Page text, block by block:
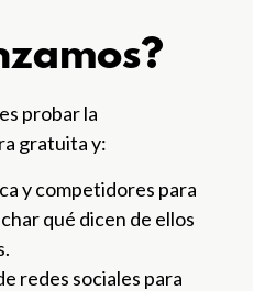
probar la
gratuita y:
y competidores para
qué dicen de ellos
redes sociales para